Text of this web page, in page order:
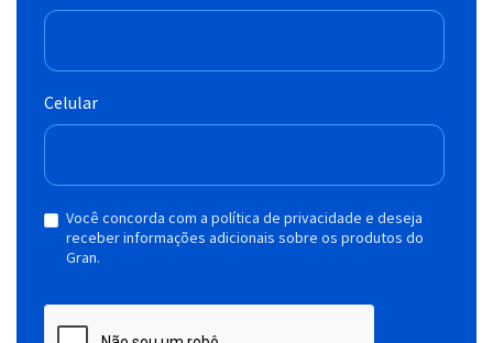
Celular
Você concorda com a política de privacidade e deseja
receber informações adicionais sobre os produtos do
Gran.